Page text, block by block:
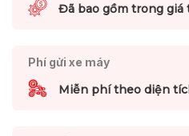
Đã bao gồm trong giá
Phí gửi xe máy
Miễn phí theo diện